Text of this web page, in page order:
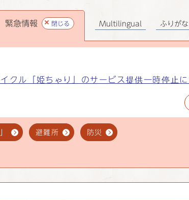
緊急情報 閉じる
クル「姫ちゃり」のサービス提供一時停止に
避難所 防災
Multilingual ふりがな